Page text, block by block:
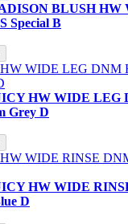
BLUSH HW
Special B
HW WIDE LEG
Grey D
HW WIDE
D